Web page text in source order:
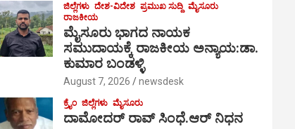
ಜಿಲ್ಲೆಗಳು ದೇಶ-ವಿದೇಶ ಪ್ರಮುಖ ಸುದ್ದಿ ಮೈಸೂರು
ರಾಜಕೀಯ
ಮೈಸೂರು ಭಾಗದ ನಾಯಕ
ಸಮುದಾಯಕ್ಕೆ ರಾಜಕೀಯ ಅನ್ಯಾಯ:ಡಾ.
ಕುಮಾರ ಬಂಡಳ್ಳಿ
August 7, 2026 newsdesk
ಕ್ರೈಂ ಜಿಲ್ಲೆಗಳು ಮೈಸೂರು
ದಾಮೋದರ್ ರಾವ್ ಸಿಂಧೆ.ಆರ್ ನಿಧನ